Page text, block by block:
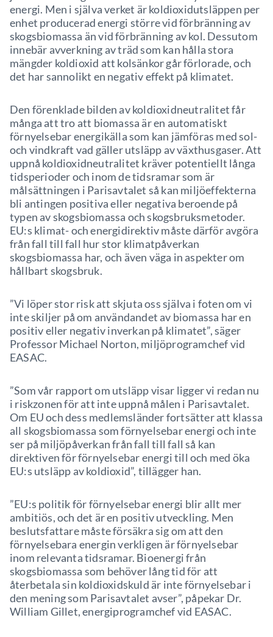
energi. Men i själva verket är koldioxidutsläppen per
enhet producerad energi större vid förbränning av
skogsbiomassa än vid förbränning av kol. Dessutom
innebär avverkning av träd som kan hålla stora
mängder koldioxid att kolsänkor går förlorade, och
det har sannolikt en negativ effekt på klimatet.
Den förenklade bilden av koldioxidneutralitet får
många att tro att biomassa är en automatiskt
förnyelsebar energikälla som kan jämföras med sol-
och vindkraft vad gäller utsläpp av växthusgaser. Att
uppnå koldioxidneutralitet kräver potentiellt långa
tidsperioder och inom de tidsramar som är
målsättningen i Parisavtalet så kan miljöeffekterna
bli antingen positiva eller negativa beroende på
typen av skogsbiomassa och skogsbruksmetoder.
EU:s klimat- och energidirektiv måste därför avgöra
från fall till fall hur stor klimatpåverkan
skogsbiomassa har, och även väga in aspekter om
hållbart skogsbruk.
”Vi löper stor risk att skjuta oss själva i foten om vi
inte skiljer på om användandet av biomassa har en
positiv eller negativ inverkan på klimatet”, säger
Professor Michael Norton, miljöprogramchef vid
EASAC.
”Som vår rapport om utsläpp visar ligger vi redan nu
i riskzonen för att inte uppnå målen i Parisavtalet.
Om EU och dess medlemsländer fortsätter att klassa
all skogsbiomassa som förnyelsebar energi och inte
ser på miljöpåverkan från fall till fall så kan
direktiven för förnyelsebar energi till och med öka
EU:s utsläpp av koldioxid”, tillägger han.
”EU:s politik för förnyelsebar energi blir allt mer
ambitiös, och det är en positiv utveckling. Men
beslutsfattare måste försäkra sig om att den
förnyelsebara energin verkligen är förnyelsebar
inom relevanta tidsramar. Bioenergi från
skogsbiomassa som behöver lång tid för att
återbetala sin koldioxidskuld är inte förnyelsebar i
den mening som Parisavtalet avser”, påpekar Dr.
William Gillet, energiprogramchef vid EASAC.